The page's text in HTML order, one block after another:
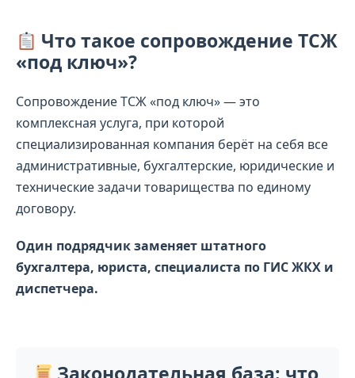
Что такое сопровождение ТСЖ
«под ключ»?
Сопровождение ТСЖ «под ключ» — это
комплексная услуга, при которой
специализированная компания берёт на себя все
административные, бухгалтерские, юридические и
технические задачи товарищества по единому
договору.
Один подрядчик заменяет штатного
бухгалтера, юриста, специалиста по ГИС ЖКХ и
диспетчера.